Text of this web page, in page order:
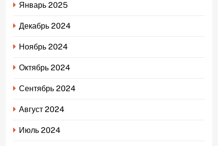
Январь 2025
Декабрь 2024
Ноябрь 2024
Октябрь 2024
Сентябрь 2024
Август 2024
Июль 2024